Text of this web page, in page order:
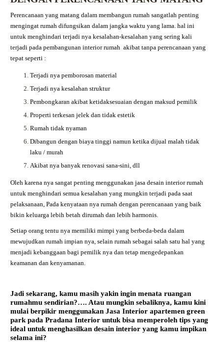
Perencanaan yang matang dalam membangun rumah sangatlah penting
mengingat rumah difungsikan dalam jangka waktu yang lama. hal ini
untuk menghindari terjadi nya kesalahan-kesalahan yang sering kali
terjadi pada pembangunan interior rumah akibat tanpa perencanaan yang
tepat seperti :
Terjadi nya pemborosan material
Terjadi nya kesalahan struktur
Pembongkaran akibat ketidaksesuaian dengan maksud pemilik
Properti terkesan jelek dan tidak estetik
Rumah tidak nyaman
Dibangun dengan biaya tinggi namun ketika dijual malah tidak
laku / murah
Akibat nya banyak renovasi sana-sini, dll
Oleh karena nya sangat penting menggunakan jasa desain interior rumah
untuk menghindari semua kesalahan yang mungkin terjadi pada saat
pelaksanaan, Pada kenyataan nya rumah dengan perencanaan yang baik
bikin keluarga lebih betah dirumah dan lebih harmonis.
Setiap orang tentu nya memiliki mimpi yang berbeda-beda dalam
mewujudkan rumah impian nya, selain rumah sebagai salah satu hal yang
menjadi kebanggaan bagi pemilik nya dan tetap mengedepankan
keamanan dan kenyamanan.
Jadi sekarang, kamu masih yakin ingin menata ruangan
rumahmu sendirian?…. Atau mungkin sebaliknya, kamu kini
mulai berpikir menggunakanJasa Interior apartemen green
park pada Pradana Interior untuk bisa memperoleh tips yang
ideal untuk menghasilkan desain interior yang kamu impikan
selama ini?